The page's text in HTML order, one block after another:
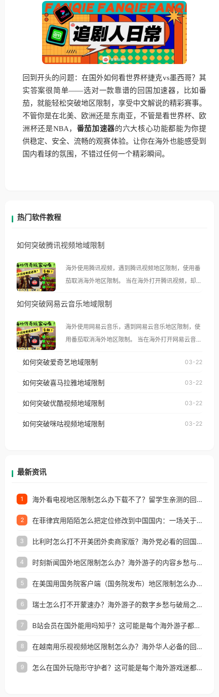
回到开头的问题：在国外如何看世界杯捷克vs墨西哥？其
实答案很简单——选对一款靠谱的回国加速器，比如番
茄，就能轻松突破地区限制，享受中文解说的精彩赛事。
不管你是在北美、欧洲还是东南亚，不管是看世界杯、欧
洲杯还是NBA， 番茄加速器的六大核心功能都能为你提
供稳定、安全、流畅的观赛体验。让你在海外也能感受到
国内看球的氛围，不错过任何一个精彩瞬间。
热门软件教程
如何突破腾讯视频地域限制
海外使用腾讯视频，遇到腾讯视频地区限制，使用番
茄取消海外地区限制。 当在海外打开腾讯视频，却突
示语。 海外用户如香港、澳门、台湾、美国、加拿
像其他音乐平台一样，出现地区及版权限制问题，且
仅能在中国大陆地区播放。 遇到这个问题的朋友们，
使用番茄回国加速器，即可解决「海外用户收听腾讯
台湾、美国、加拿大、澳大利亚、欧洲等国家和地区
权限制所困扰。
如何突破网易云音乐地域限制
海外使用网易云音乐，遇到网易云音乐地区限制，使
用番茄取消海外地区限制。 当在海外打开网易云音
播放”的提示语。 海外用户如香港、澳门、台湾、美
国、加拿大、澳大利亚、欧洲等国家和地区时，网易
制问题，且仅能在中国大陆地区播放。 遇到这个问题
户收听网易云音乐地区版权限制」的问题，无论人在
如何突破爱奇艺地域限制 03-22
如何突破喜马拉雅地域限制 03-22
如何突破优酷视频地域限制 03-22
如何突破咪咕视频地域限制 03-22
最新资讯
1 海外看电视地区限制怎么办下载不了？留学生亲测的回国加速方案（附2026世界杯观赛技巧）
2 在菲律宾用陌陌怎么把定位修改到中国国内：一场关于归属感与连接的探索
3 比利时怎么打不开美团外卖商家版？海外党必看的回国加速全攻略
4 时刻新闻国外地区限制怎么办？海外游子的内容乡愁与破局之路
5 在美国用国务院客户端（国务院发布）地区限制怎么办？3步解决海外看国内内容难题
6 瑞士怎么打不开蒙速办？海外游子的数字乡愁与破局之路
7 B站会员在国外能用吗知乎？这可能是每个海外游子都问过的问题
8 在越南用乐视视频地区限制怎么办？海外华人必备的回国加速攻略
9 怎么在国外玩隐形守护者？这可能是每个海外游戏迷都问过的问题